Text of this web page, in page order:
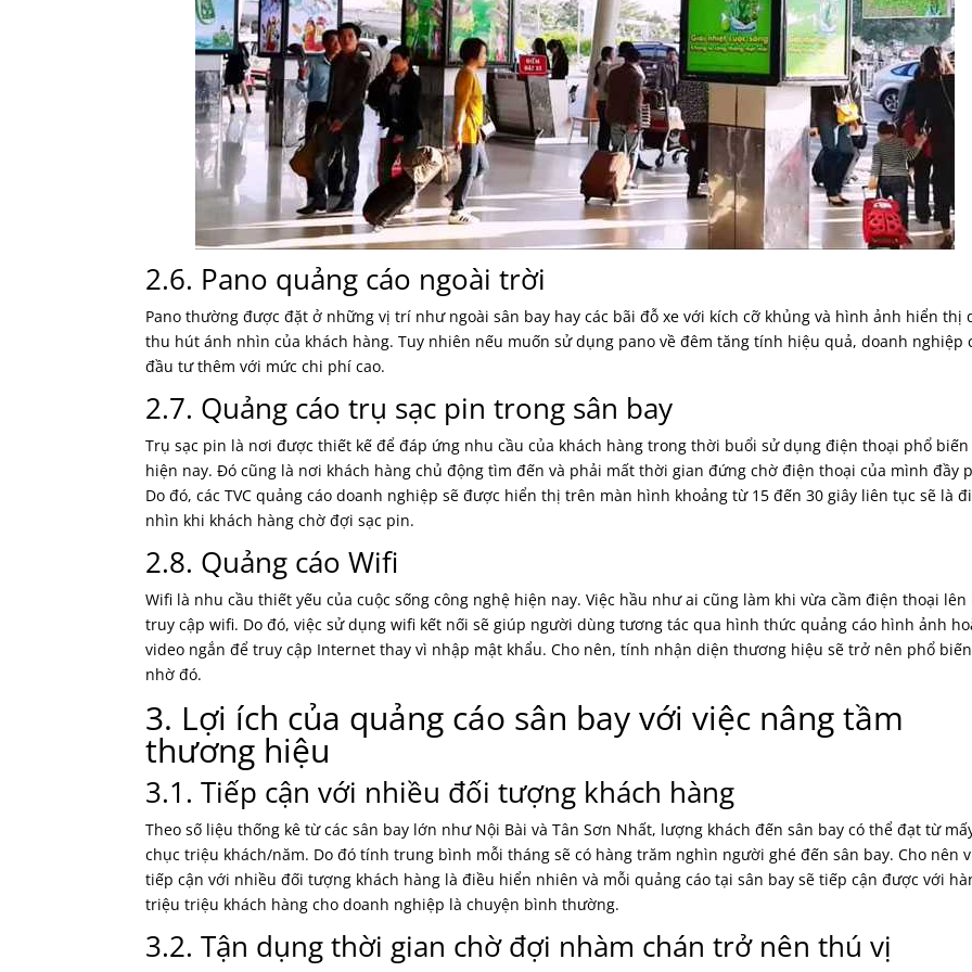
2.6. Pano quảng cáo ngoài trời
Pano thường được đặt ở những vị trí như ngoài sân bay hay các bãi đỗ xe với kích cỡ khủng và hình ảnh hiển thị
thu hút ánh nhìn của khách hàng. Tuy nhiên nếu muốn sử dụng pano về đêm tăng tính hiệu quả, doanh nghiệp
đầu tư thêm với mức chi phí cao.
2.7. Quảng cáo trụ sạc pin trong sân bay
Trụ sạc pin là nơi được thiết kế để đáp ứng nhu cầu của khách hàng trong thời buổi sử dụng điện thoại phổ
hiện nay. Đó cũng là nơi khách hàng chủ động tìm đến và phải mất thời gian đứng chờ điện thoại của mình đầy
Do đó, các TVC quảng cáo doanh nghiệp sẽ được hiển thị trên màn hình khoảng từ 15 đến 30 giây liên tục sẽ là
nhìn khi khách hàng chờ đợi sạc pin.
2.8. Quảng cáo Wifi
Wifi là nhu cầu thiết yếu của cuộc sống công nghệ hiện nay. Việc hầu như ai cũng làm khi vừa cầm điện thoại lên
truy cập wifi. Do đó, việc sử dụng wifi kết nối sẽ giúp người dùng tương tác qua hình thức quảng cáo hình ảnh
video ngắn để truy cập Internet thay vì nhập mật khẩu. Cho nên, tính nhận diện thương hiệu sẽ trở nên phổ biến
nhờ đó.
3. Lợi ích của quảng cáo sân bay với việc nâng tầm
thương hiệu
3.1. Tiếp cận với nhiều đối tượng khách hàng
Theo số liệu thống kê từ các sân bay lớn như Nội Bài và Tân Sơn Nhất, lượng khách đến sân bay có thể đạt từ
chục triệu khách/năm. Do đó tính trung bình mỗi tháng sẽ có hàng trăm nghìn người ghé đến sân bay. Cho nên
tiếp cận với nhiều đối tượng khách hàng là điều hiển nhiên và mỗi quảng cáo tại sân bay sẽ tiếp cận được với
triệu triệu khách hàng cho doanh nghiệp là chuyện bình thường.
3.2. Tận dụng thời gian chờ đợi nhàm chán trở nên thú vị